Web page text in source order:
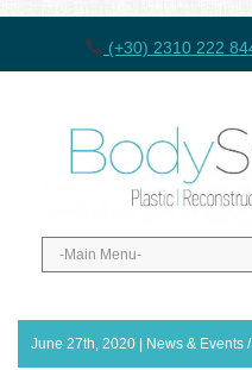
(+30) 2310 222
June 27th, 2020 | News & Events